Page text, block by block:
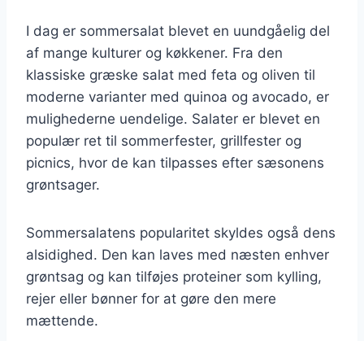
I dag er sommersalat blevet en uundgåelig del
af mange kulturer og køkkener. Fra den
klassiske græske salat med feta og oliven til
moderne varianter med quinoa og avocado, er
mulighederne uendelige. Salater er blevet en
populær ret til sommerfester, grillfester og
picnics, hvor de kan tilpasses efter sæsonens
grøntsager.
Sommersalatens popularitet skyldes også dens
alsidighed. Den kan laves med næsten enhver
grøntsag og kan tilføjes proteiner som kylling,
rejer eller bønner for at gøre den mere
mættende.